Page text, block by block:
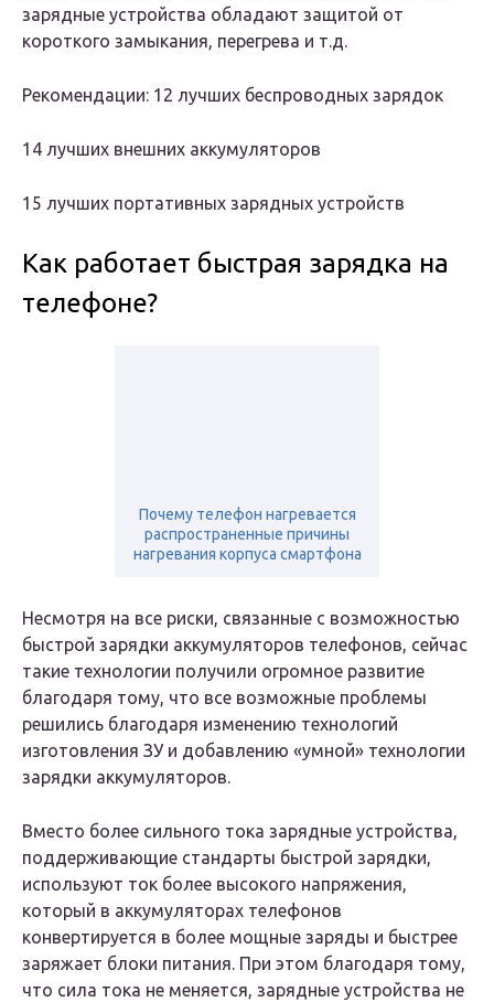
зарядные устройства обладают защитой от
короткого замыкания, перегрева и т.д.
Рекомендации: 12 лучших беспроводных зарядок
14 лучших внешних аккумуляторов
15 лучших портативных зарядных устройств
Как работает быстрая зарядка на
телефоне?
Почему телефон нагревается
распространенные причины
нагревания корпуса смартфона
Несмотря на все риски, связанные с возможностью
быстрой зарядки аккумуляторов телефонов, сейчас
такие технологии получили огромное развитие
благодаря тому, что все возможные проблемы
решились благодаря изменению технологий
изготовления ЗУ и добавлению «умной» технологии
зарядки аккумуляторов.
Вместо более сильного тока зарядные устройства,
поддерживающие стандарты быстрой зарядки,
используют ток более высокого напряжения,
который в аккумуляторах телефонов
конвертируется в более мощные заряды и быстрее
заряжает блоки питания. При этом благодаря тому,
что сила тока не меняется, зарядные устройства не